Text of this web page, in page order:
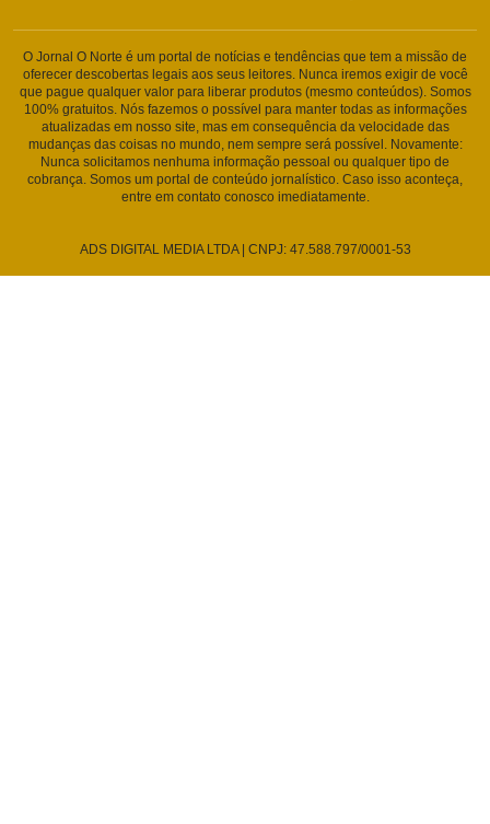
O Jornal O Norte é um portal de notícias e tendências que tem a missão de
oferecer descobertas legais aos seus leitores. Nunca iremos exigir de você
que pague qualquer valor para liberar produtos (mesmo conteúdos). Somos
100% gratuitos. Nós fazemos o possível para manter todas as informações
atualizadas em nosso site, mas em consequência da velocidade das
mudanças das coisas no mundo, nem sempre será possível. Novamente:
Nunca solicitamos nenhuma informação pessoal ou qualquer tipo de
cobrança. Somos um portal de conteúdo jornalístico. Caso isso aconteça,
entre em contato conosco imediatamente.
ADS DIGITAL MEDIA LTDA | CNPJ: 47.588.797/0001-53